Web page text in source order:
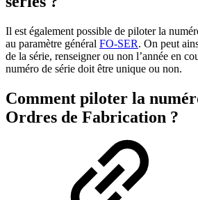
Il est également possible de piloter la
au paramètre général FO-SER. On peut
de la série, renseigner ou non l’année en
numéro de série doit être unique ou non.
Comment piloter la
Ordres de Fabrication ?